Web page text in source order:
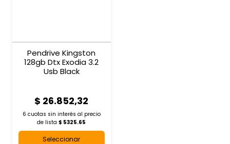
Pendrive Kingston
128gb Dtx Exodia 3.2
Usb Black
$ 26.852,32
6 cuotas sin interés al precio
de lista$ 5325.65
Seleccionar